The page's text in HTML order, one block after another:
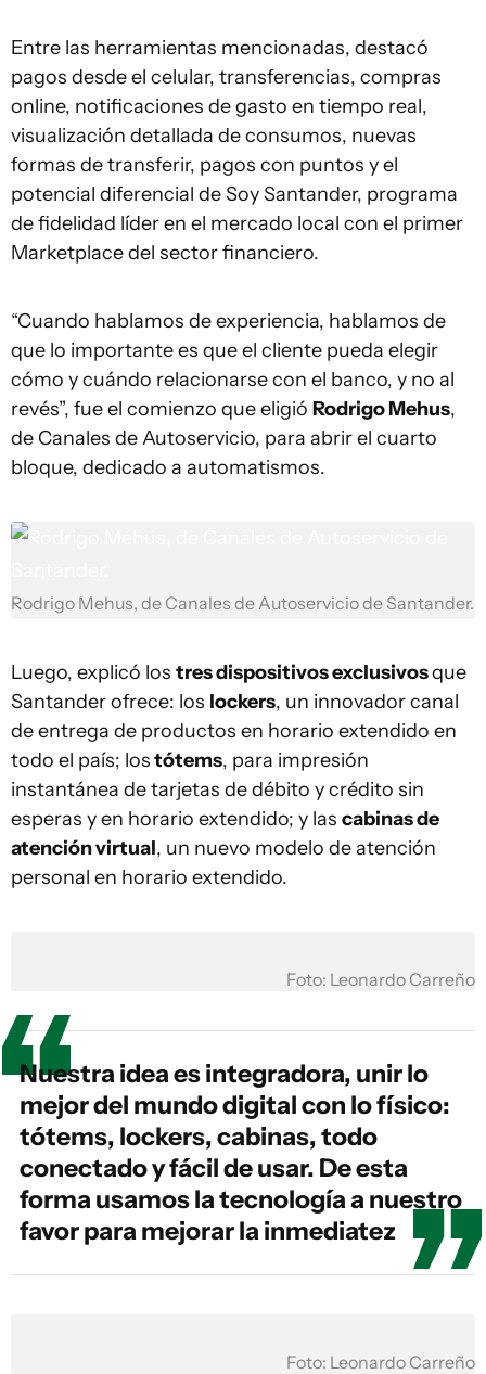
Entre las herramientas mencionadas, destacó
pagos desde el celular, transferencias, compras
online, notificaciones de gasto en tiempo real,
visualización detallada de consumos, nuevas
formas de transferir, pagos con puntos y el
potencial diferencial de Soy Santander, programa
de fidelidad líder en el mercado local con el primer
Marketplace del sector financiero.
“Cuando hablamos de experiencia, hablamos de
que lo importante es que el cliente pueda elegir
cómo y cuándo relacionarse con el banco, y no al
revés”, fue el comienzo que eligió Rodrigo Mehus,
de Canales de Autoservicio, para abrir el cuarto
bloque, dedicado a automatismos.
Rodrigo Mehus, de Canales de Autoservicio de Santander.
Luego, explicó los tres dispositivos exclusivosque
Santander ofrece: los lockers, un innovador canal
de entrega de productos en horario extendido en
todo el país; lostótems, para impresión
instantánea de tarjetas de débito y crédito sin
esperas y en horario extendido; y las cabinas de
atención virtual, un nuevo modelo de atención
personal en horario extendido.
Foto: Leonardo Carreño
Nuestra idea es integradora, unir lo
mejor del mundo digital con lo físico:
tótems, lockers, cabinas, todo
conectado y fácil de usar. De esta
forma usamos la tecnología a nuestro
favor para mejorar la inmediatez
Foto: Leonardo Carreño